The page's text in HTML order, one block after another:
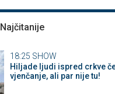
Najčitanije
18:25 SHOW
Hiljade ljudi ispred crkve
vjenčanje, ali par nije tu!